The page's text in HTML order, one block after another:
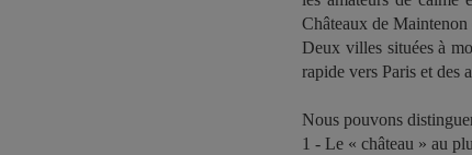
Châteaux de
Deux villes situées à
rapide vers Paris et des
Nous pouvons
1 - Le « château » au